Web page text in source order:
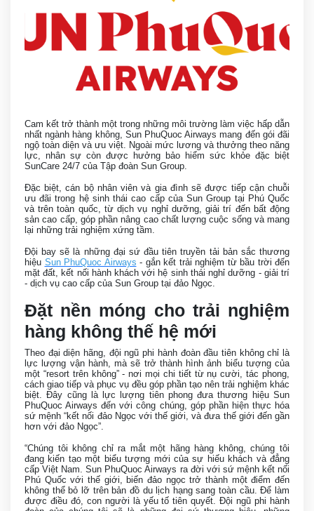
Cam kết trở thành một trong những môi trường làm việc hấp dẫn
nhất ngành hàng không, Sun PhuQuoc Airways mang đến gói đãi
ngộ toàn diện và ưu việt. Ngoài mức lương và thưởng theo năng
lực, nhân sự còn được hưởng bảo hiểm sức khỏe đặc biệt
SunCare 24/7 của Tập đoàn Sun Group.
Đặc biệt, cán bộ nhân viên và gia đình sẽ được tiếp cận chuỗi
ưu đãi trong hệ sinh thái cao cấp của Sun Group tại Phú Quốc
và trên toàn quốc, từ dịch vụ nghỉ dưỡng, giải trí đến bất động
sản cao cấp, góp phần nâng cao chất lượng cuộc sống và mang
lại những trải nghiệm xứng tầm.
Đội bay sẽ là những đại sứ đầu tiên truyền tải bản sắc thương
hiệu Sun PhuQuoc Airways - gắn kết trải nghiệm từ bầu trời đến
mặt đất, kết nối hành khách với hệ sinh thái nghỉ dưỡng - giải trí
- dịch vụ cao cấp của Sun Group tại đảo Ngọc.
Đặt nền móng cho trải nghiệm
hàng không thế hệ mới
Theo đại diện hãng, đội ngũ phi hành đoàn đầu tiên không chỉ là
lực lượng vận hành, mà sẽ trở thành hình ảnh biểu tượng của
một “resort trên không” - nơi mọi chi tiết từ nụ cười, tác phong,
cách giao tiếp và phục vụ đều góp phần tạo nên trải nghiệm khác
biệt. Đây cũng là lực lượng tiên phong đưa thương hiệu Sun
PhuQuoc Airways đến với công chúng, góp phần hiện thực hóa
sứ mệnh “kết nối đảo Ngọc với thế giới, và đưa thế giới đến gần
hơn với đảo Ngọc”.
“Chúng tôi không chỉ ra mắt một hãng hàng không, chúng tôi
đang kiến tạo một biểu tượng mới của sự hiếu khách và đẳng
cấp Việt Nam. Sun PhuQuoc Airways ra đời với sứ mệnh kết nối
Phú Quốc với thế giới, biến đảo ngọc trở thành một điểm đến
không thể bỏ lỡ trên bản đồ du lịch hạng sang toàn cầu. Để làm
được điều đó, con người là yếu tố tiên quyết. Đội ngũ phi hành